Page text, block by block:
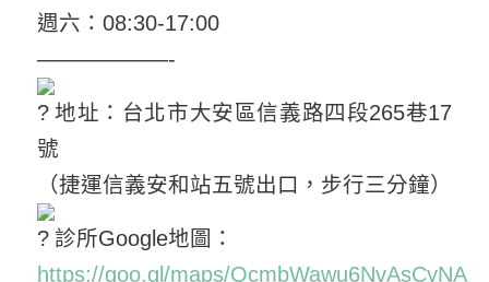
週六：08:30-17:00
——————-
地址：台北市大安區信義路四段265巷17
號
（捷運信義安和站五號出口，步行三分鐘）
診所Google地圖：
https://goo.gl/maps/QcmbWawu6NvAsCyNA